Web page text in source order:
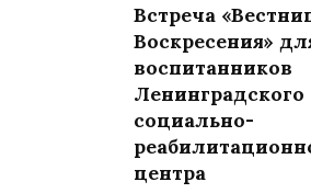
Встреча
Воскресения»
воспитанников
Ленинградского
социально-
центра